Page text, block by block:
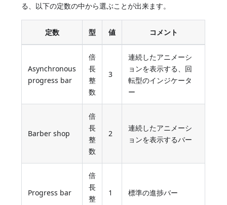
る、以下の定数の中から選ぶことが出来ます。
定数 型 値 コメント
Asynchronous
progress bar
倍
長
整
数
3
連続したアニメーシ
ョンを表示する、回
転型のインジケータ
ー
Barber shop
倍
長
整
数
2
連続したアニメーシ
ョンを表示するバー
Progress bar
倍
長
整
1 標準の進捗バー